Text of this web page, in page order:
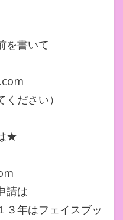
を書いて
ださい）
★
請は
３年はフェイスブッ